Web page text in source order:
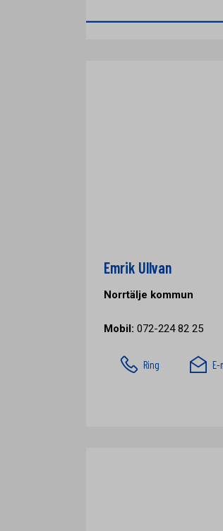
Emrik Ullvan
Norrtälje kommun
Mobil: 072-224 82 25
Ring E-